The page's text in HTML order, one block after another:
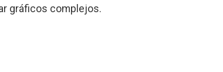
gráficos complejos.